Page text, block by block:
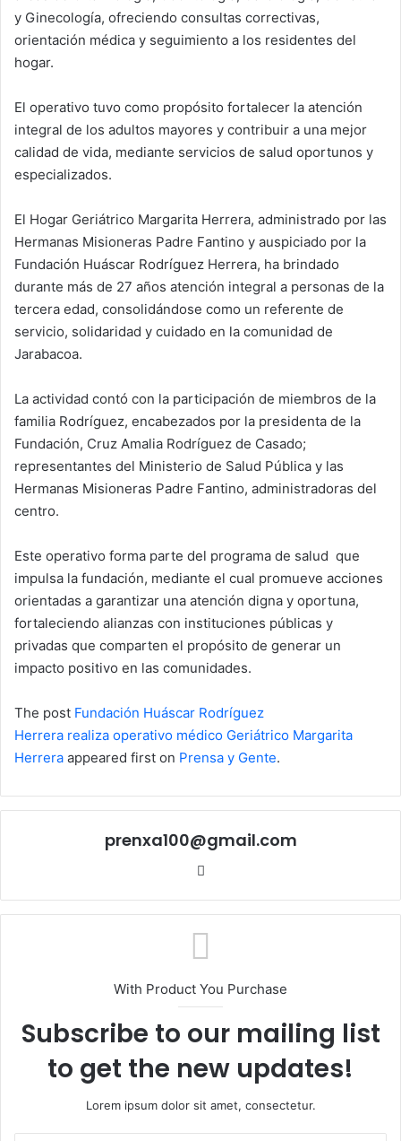
y Ginecología, ofreciendo consultas correctivas,
orientación médica y seguimiento a los residentes del
hogar.
El operativo tuvo como propósito fortalecer la atención
integral de los adultos mayores y contribuir a una mejor
calidad de vida, mediante servicios de salud oportunos y
especializados.
El Hogar Geriátrico Margarita Herrera, administrado por las
Hermanas Misioneras Padre Fantino y auspiciado por la
Fundación Huáscar Rodríguez Herrera, ha brindado
durante más de 27 años atención integral a personas de la
tercera edad, consolidándose como un referente de
servicio, solidaridad y cuidado en la comunidad de
Jarabacoa.
La actividad contó con la participación de miembros de la
familia Rodríguez, encabezados por la presidenta de la
Fundación, Cruz Amalia Rodríguez de Casado;
representantes del Ministerio de Salud Pública y las
Hermanas Misioneras Padre Fantino, administradoras del
centro.
Este operativo forma parte del programa de salud que
impulsa la fundación, mediante el cual promueve acciones
orientadas a garantizar una atención digna y oportuna,
fortaleciendo alianzas con instituciones públicas y
privadas que comparten el propósito de generar un
impacto positivo en las comunidades.
The post Fundación Huáscar Rodríguez
Herrera realiza operativo médico Geriátrico Margarita
Herrera appeared first on Prensa y Gente.
prenxa100@gmail.com
With Product You Purchase
Subscribe to our mailing list
to get the new updates!
Lorem ipsum dolor sit amet, consectetur.